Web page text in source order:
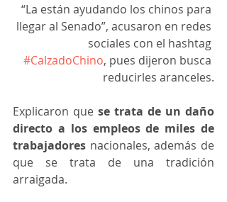
“La están ayudando los chinos para
llegar al Senado”, acusaron en redes
sociales con el hashtag
#CalzadoChino, pues dijeron busca
reducirles aranceles.
Explicaron que se trata de un daño
directo a los empleos de miles de
trabajadores nacionales, además de
que se trata de una tradición
arraigada.